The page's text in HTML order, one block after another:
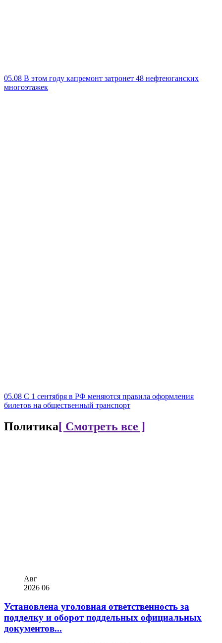
05.08 В этом году капремонт затронет 48 нефтеюганских
многоэтажек
05.08 С 1 сентября в РФ меняются правила оформления
билетов на общественный транспорт
Политика[ Смотреть все ]
Авг
2026 06
Установлена уголовная ответственность за
подделку и оборот поддельных официальных
документов...